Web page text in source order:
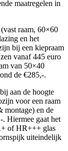
maatregelen in
raam, 60×60
en het
bij een kiepraam
vanaf 445 euro
van 50×40
de €285,-.
aan de hoogte
voor een raam
montage) en de
Hiermee gaat het
of HR+++ glas
uiteindelijk